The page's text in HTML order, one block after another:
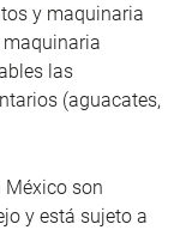
y maquinaria
las
(aguacates,
México son
y está sujeto a